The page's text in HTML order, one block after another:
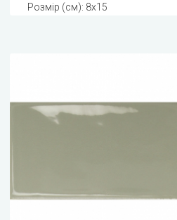
Розмір (см): 8x15